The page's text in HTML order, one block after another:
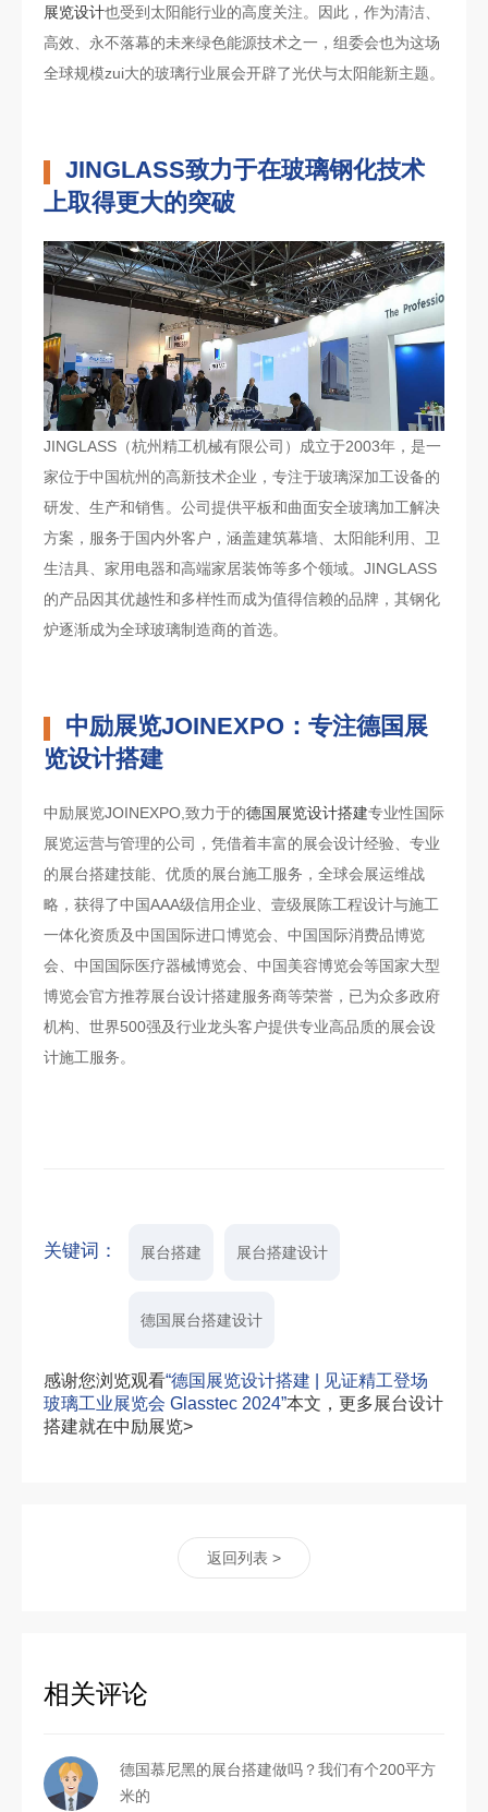
展览设计也受到太阳能行业的高度关注。因此，作为清洁、
高效、永不落幕的未来绿色能源技术之一，组委会也为这场
全球规模zui大的玻璃行业展会开辟了光伏与太阳能新主题。
JINGLASS致力于在玻璃钢化技术
上取得更大的突破
JINGLASS（杭州精工机械有限公司）成立于2003年，是一
家位于中国杭州的高新技术企业，专注于玻璃深加工设备的
研发、生产和销售。公司提供平板和曲面安全玻璃加工解决
方案，服务于国内外客户，涵盖建筑幕墙、太阳能利用、卫
生洁具、家用电器和高端家居装饰等多个领域。JINGLASS
的产品因其优越性和多样性而成为值得信赖的品牌，其钢化
炉逐渐成为全球玻璃制造商的首选。
中励展览JOINEXPO：专注德国展
览设计搭建
中励展览JOINEXPO,致力于的德国展览设计搭建专业性国际
展览运营与管理的公司，凭借着丰富的展会设计经验、专业
的展台搭建技能、优质的展台施工服务，全球会展运维战
略，获得了中国AAA级信用企业、壹级展陈工程设计与施工
一体化资质及中国国际进口博览会、中国国际消费品博览
会、中国国际医疗器械博览会、中国美容博览会等国家大型
博览会官方推荐展台设计搭建服务商等荣誉，已为众多政府
机构、世界500强及行业龙头客户提供专业高品质的展会设
计施工服务。
关键词： 展台搭建 展台搭建设计
德国展台搭建设计
感谢您浏览观看“德国展览设计搭建 | 见证精工登场
玻璃工业展览会 Glasstec 2024”本文，更多展台设计
搭建就在中励展览>
返回列表 >
相关评论
德国慕尼黑的展台搭建做吗？我们有个200平方
米的